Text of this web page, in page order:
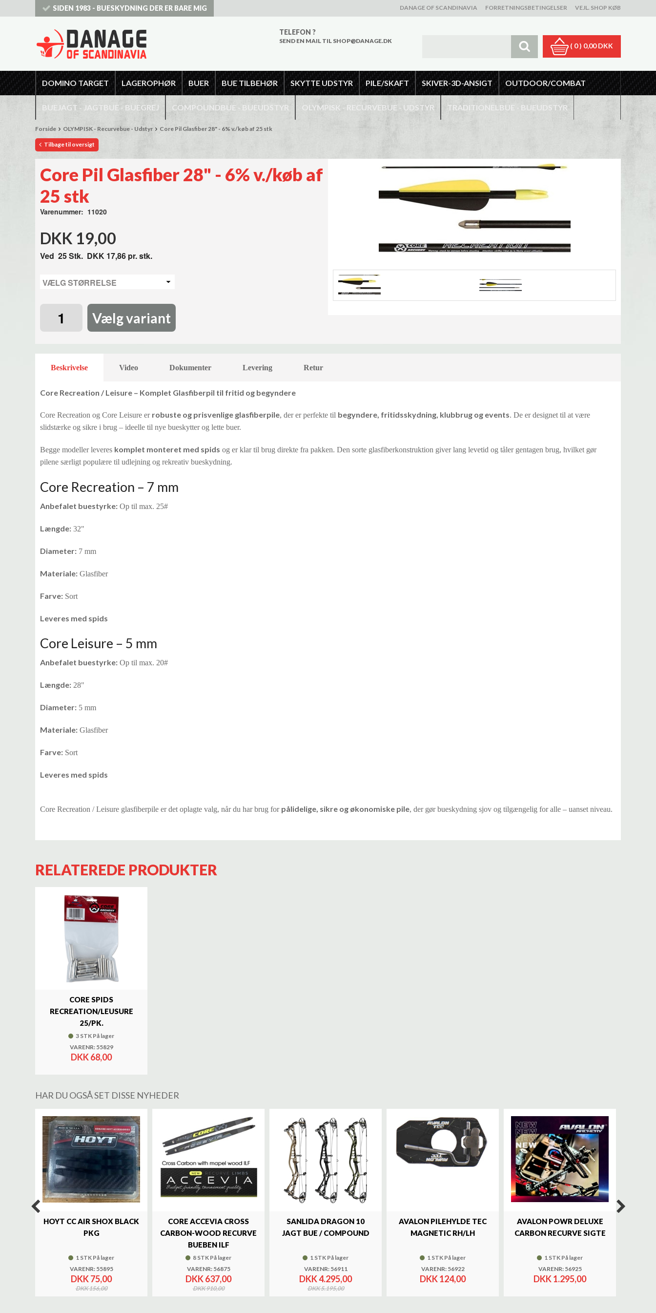
SIDEN 1983 - BUESKYDNING DER ER BARE MIG DANAGE OF SCANDINAVIA FORRETNINGSBETINGELSER VEJL. SHOP KØB
TELEFON ?
SEND EN MAIL TIL SHOP@DANAGE.DK
( 0 ) 0,00 DKK
DOMINO TARGET LAGEROPHØR BUER BUE TILBEHØR SKYTTE UDSTYR PILE/SKAFT SKIVER-3D-ANSIGT OUTDOOR/COMBAT
BUEJAGT - JAGTBUE - BUEGREJ COMPOUNDBUE - BUEUDSTYR OLYMPISK - RECURVEBUE - UDSTYR TRADITIONELBUE - BUEUDSTYR
Forside OLYMPISK - Recurvebue - Udstyr Core Pil Glasfiber 28" - 6% v./køb af 25 stk
Tilbage til oversigt
Core Pil Glasfiber 28" - 6% v./køb af
25 stk
Varenummer: 11020
DKK 19,00
Ved 25Stk. DKK 17,86 pr. stk.
Vælg variant
Beskrivelse Video Dokumenter Levering Retur
Core Recreation / Leisure – Komplet Glasfiberpil til fritid og begyndere
Core Recreation og Core Leisure er robuste og prisvenlige glasfiberpile, der er perfekte til begyndere, fritidsskydning, klubbrug og events. De er designet til at være
slidstærke og sikre i brug – ideelle til nye bueskytter og lette buer.
Begge modeller leveres komplet monteret med spids og er klar til brug direkte fra pakken. Den sorte glasfiberkonstruktion giver lang levetid og tåler gentagen brug, hvilket gør
pilene særligt populære til udlejning og rekreativ bueskydning.
Core Recreation – 7 mm
Anbefalet buestyrke: Op til max. 25#
Længde: 32"
Diameter: 7 mm
Materiale: Glasfiber
Farve: Sort
Leveres med spids
Core Leisure – 5 mm
Anbefalet buestyrke: Op til max. 20#
Længde: 28"
Diameter: 5 mm
Materiale: Glasfiber
Farve: Sort
Leveres med spids
Core Recreation / Leisure glasfiberpile er det oplagte valg, når du har brug for pålidelige, sikre og økonomiske pile, der gør bueskydning sjov og tilgængelig for alle – uanset niveau.
RELATEREDE PRODUKTER
CORE SPIDS
RECREATION/LEUSURE
25/PK.
3 STK På lager
VARENR: 55829
DKK 68,00
HAR DU OGSÅ SET DISSE NYHEDER
HOYT CC AIR SHOX BLACK
PKG
1 STK På lager
VARENR: 55895
DKK 75,00
DKK 156,00
CORE ACCEVIA CROSS
CARBON-WOOD RECURVE
BUEBEN ILF
8 STK På lager
VARENR: 56875
DKK 637,00
DKK 910,00
SANLIDA DRAGON 10
JAGT BUE / COMPOUND
1 STK På lager
VARENR: 56911
DKK 4.295,00
DKK 5.195,00
AVALON PILEHYLDE TEC
MAGNETIC RH/LH
1 STK På lager
VARENR: 56922
DKK 124,00
AVALON POWR DELUXE
CARBON RECURVE SIGTE
1 STK På lager
VARENR: 56925
DKK 1.295,00